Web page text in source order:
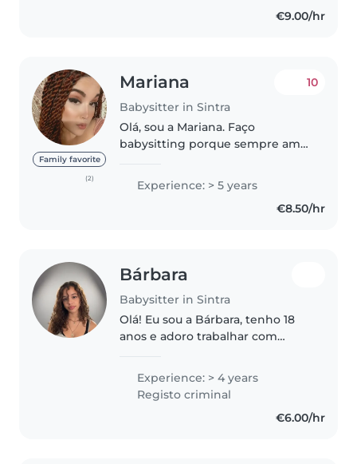
€9.00/hr
Family favorite
(2)
Mariana
Babysitter in Sintra
10
Olá, sou a Mariana. Faço
babysitting porque sempre amei
pequeninos, de fazer atividades
com eles e o mais importante,
Experience: > 5 years
€8.50/hr
Bárbara
Babysitter in Sintra
Olá! Eu sou a Bárbara, tenho 18
anos e adoro trabalhar com
tomo conta de bebés e crianças
até aos 11 anos e isso fez-me
perceber o quanto gosto desta..
Experience: > 4 years
Registo criminal
€6.00/hr